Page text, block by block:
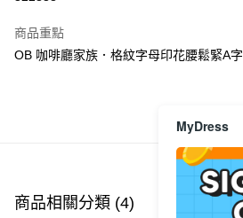
PayMe
每筆HK$40.00，滿HK$350.00或以上免
付款後順豐站及營業點
商品重點
OB 咖啡廳家族．格紋字母印花腰鬆緊A
商品推薦
商品相關分類 (4)
MyDress